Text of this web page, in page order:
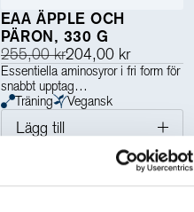
EAA ÄPPLE OCH
PÄRON, 330 G
255,00 kr204,00 kr
Essentiella aminosyror i fri form för
snabbt upptag
Träning
Vegansk
Lägg till